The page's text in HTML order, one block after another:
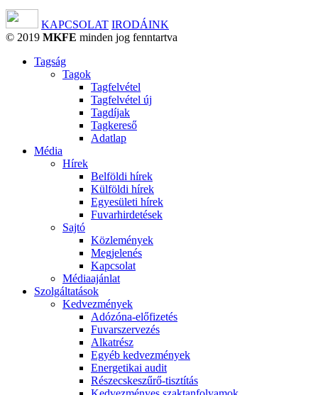
KAPCSOLAT IRODÁINK
© 2019 MKFE minden jog fenntartva
Tagság
Tagok
Tagfelvétel
Tagfelvétel új
Tagdíjak
Tagkereső
Adatlap
Média
Hírek
Belföldi hírek
Külföldi hírek
Egyesületi hírek
Fuvarhirdetések
Sajtó
Közlemények
Megjelenés
Kapcsolat
Médiaajánlat
Szolgáltatások
Kedvezmények
Adózóna-előfizetés
Fuvarszervezés
Alkatrész
Egyéb kedvezmények
Energetikai audit
Részecskeszűrő-tisztítás